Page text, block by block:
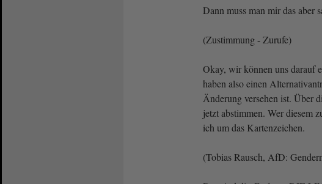
Dann muss man mir das aber
(Zustimmung - Zurufe)
Okay, wir können uns darauf
haben also einen
Änderung versehen ist. Über
jetzt abstimmen. Wer diesem
ich um das Kartenzeichen.
(Tobias Rausch, AfD: